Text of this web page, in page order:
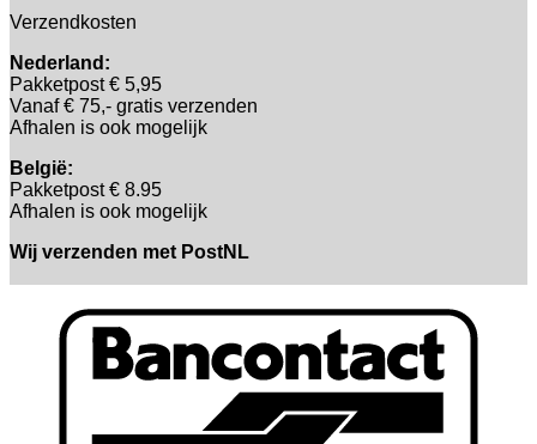
Verzendkosten
Nederland:
Pakketpost € 5,95
Vanaf € 75,- gratis verzenden
Afhalen is ook mogelijk
België:
Pakketpost € 8.95
Afhalen is ook mogelijk
Wij verzenden met PostNL